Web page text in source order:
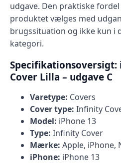
udgave. Den praktiske
produktet vælges med
brugssituation og ikke kun i
kategori.
Cover Lilla – udgave C
Varetype: Covers
Cover type: Infinity
Model: iPhone 13
Type: Infinity Cover
Mærke: Apple, iPhone,
iPhone: iPhone 13